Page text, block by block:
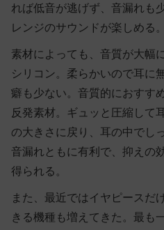
れば低音が逃げず、音漏れも
レンジのサウンドが楽しめる。
素材によっても、音質が大幅
シリコン。柔らかいので耳に
癖も少ない。音質的におすす
反発素材。ギュッと圧縮して
の大きさに戻り、耳の中でし
音漏れともに有利で、抑えの
得られる。
また、最近ではイヤピースだ
きる機種も増えてきた。最も